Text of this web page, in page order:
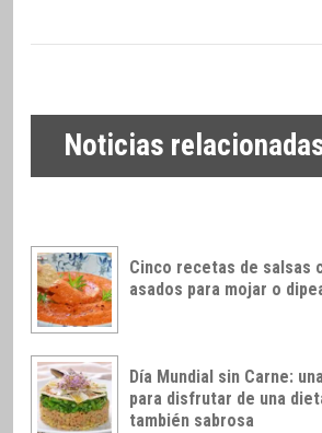
Noticias
Cinco recetas de salsas
asados para mojar o
Día Mundial sin Carne:
para disfrutar de una
también sabrosa